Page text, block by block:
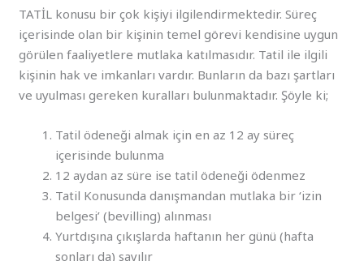
TATİL konusu bir çok kişiyi ilgilendirmektedir. Süreç
içerisinde olan bir kişinin temel görevi kendisine uygun
görülen faaliyetlere mutlaka katılmasıdır. Tatil ile ilgili
kişinin hak ve imkanları vardır. Bunların da bazı şartları
ve uyulması gereken kuralları bulunmaktadır. Şöyle ki;
Tatil ödeneği almak için en az 12 ay süreç
içerisinde bulunma
12 aydan az süre ise tatil ödeneği ödenmez
Tatil Konusunda danışmandan mutlaka bir ‘izin
belgesi’ (bevilling) alınması
Yurtdışına çıkışlarda haftanın her günü (hafta
sonları da) sayılır